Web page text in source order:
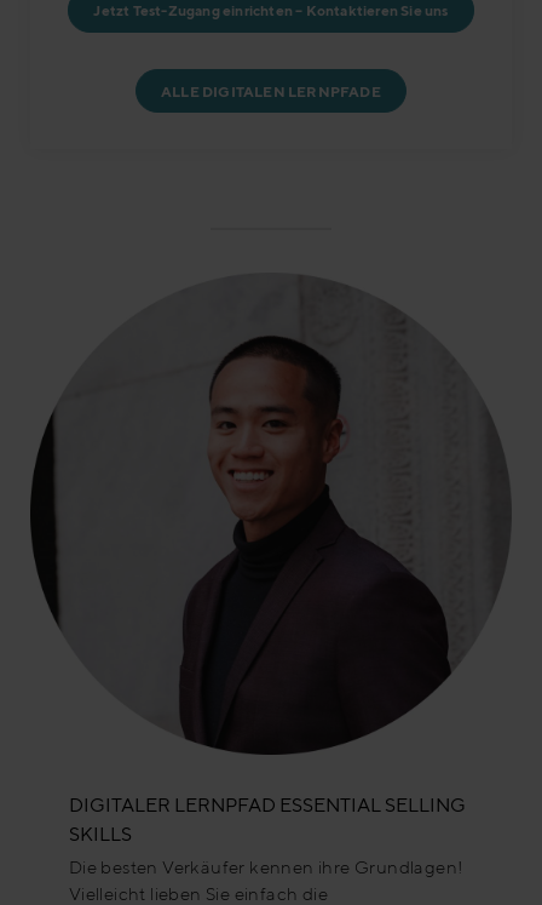
Jetzt Test-Zugang einrichten – Kontaktieren Sie uns
ALLE DIGITALEN LERNPFADE
DIGITALER LERNPFAD ESSENTIAL SELLING
SKILLS
Die besten Verkäufer kennen ihre Grundlagen!
Vielleicht lieben Sie einfach die